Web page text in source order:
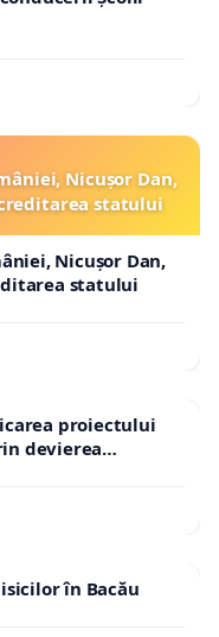
Nicușor Dan,
statului
Nicușor Dan,
statului
proiectului
devierea
în Bacău